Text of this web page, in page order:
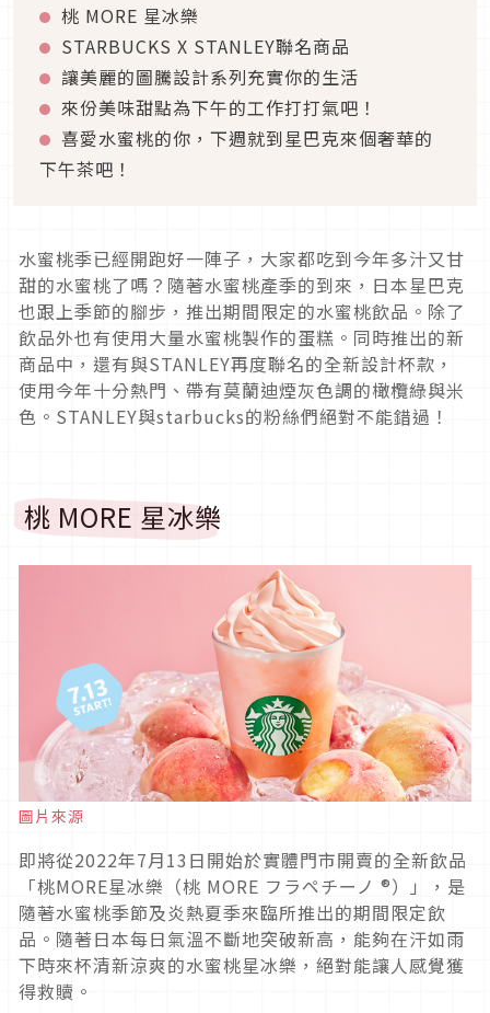
桃 MORE 星冰樂
STARBUCKS X STANLEY聯名商品
讓美麗的圖騰設計系列充實你的生活
來份美味甜點為下午的工作打打氣吧！
喜愛水蜜桃的你，下週就到星巴克來個奢華的
下午茶吧！
水蜜桃季已經開跑好一陣子，大家都吃到今年多汁又甘
甜的水蜜桃了嗎？隨著水蜜桃產季的到來，日本星巴克
也跟上季節的腳步，推出期間限定的水蜜桃飲品。除了
飲品外也有使用大量水蜜桃製作的蛋糕。同時推出的新
商品中，還有與STANLEY再度聯名的全新設計杯款，
使用今年十分熱門、帶有莫蘭迪煙灰色調的橄欖綠與米
色。STANLEY與starbucks的粉絲們絕對不能錯過！
桃 MORE 星冰樂
圖片來源
即將從2022年7月13日開始於實體門市開賣的全新飲品
「桃MORE星冰樂（桃 MORE フラペチーノ ®）」，是
隨著水蜜桃季節及炎熱夏季來臨所推出的期間限定飲
品。隨著日本每日氣溫不斷地突破新高，能夠在汗如雨
下時來杯清新涼爽的水蜜桃星冰樂，絕對能讓人感覺獲
得救贖。